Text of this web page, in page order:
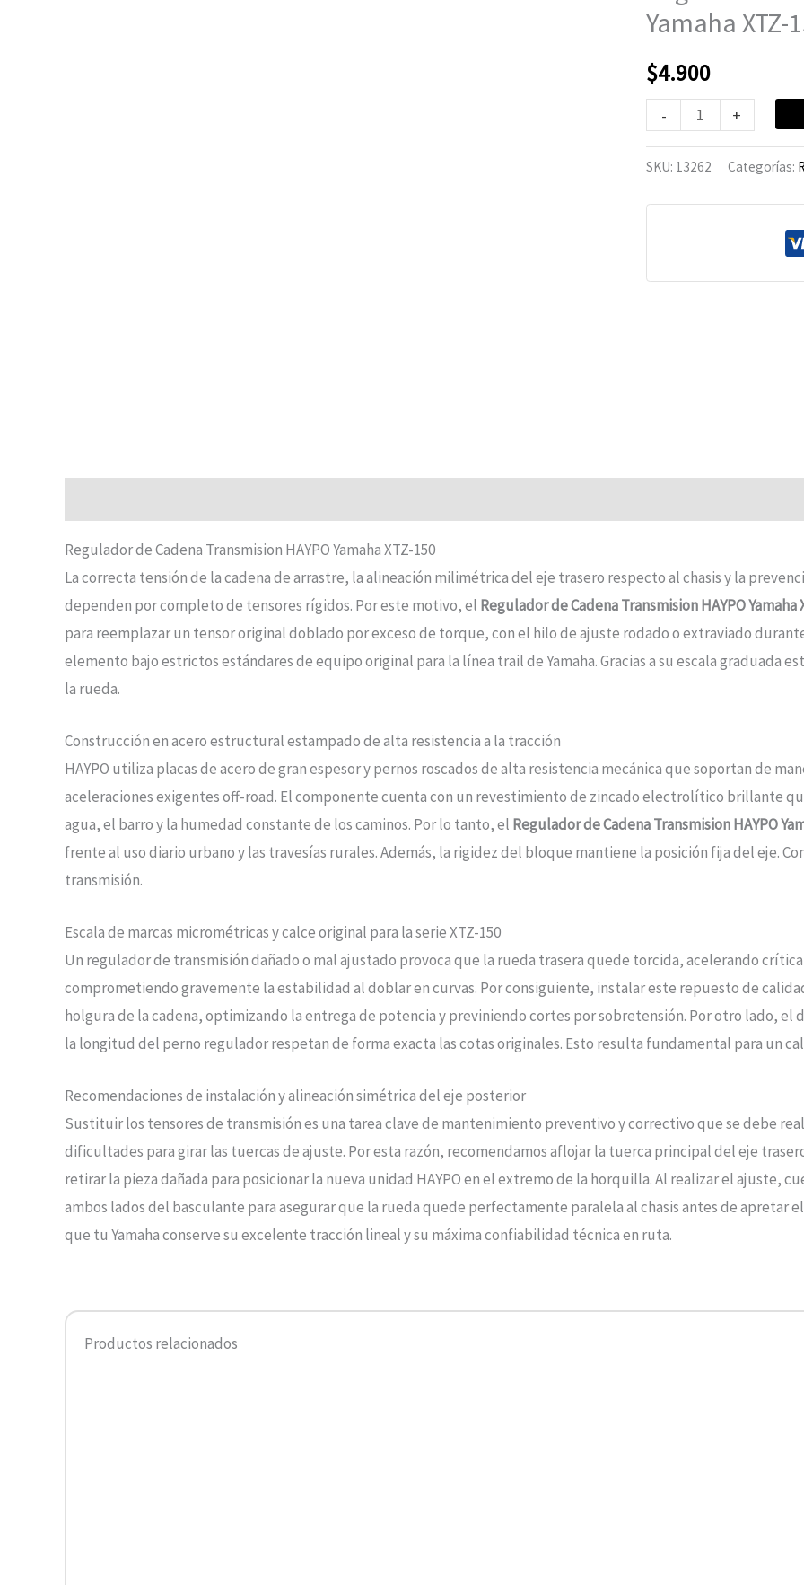
Yamaha XTZ-
$4.900
-
Yamaha
150
cantidad
+
SKU: 13262 Categorías:
Regulador de Cadena Transmision HAYPO Yamaha XTZ-150
La correcta tensión de la cadena de arrastre, la alineación milimétrica del eje trasero respecto al chasis y la
dependen por completo de tensores rígidos. Por este motivo, el Regulador de Cadena Transmision HAYPO Yamaha
para reemplazar un tensor original doblado por exceso de torque, con el hilo de ajuste rodado o extraviado
elemento bajo estrictos estándares de equipo original para la línea trail de Yamaha. Gracias a su escala graduada
la rueda.
Construcción en acero estructural estampado de alta resistencia a la tracción
HAYPO utiliza placas de acero de gran espesor y pernos roscados de alta resistencia mecánica que soportan de
aceleraciones exigentes off-road. El componente cuenta con un revestimiento de zincado electrolítico brillante
agua, el barro y la humedad constante de los caminos. Por lo tanto, el Regulador de Cadena Transmision HAYPO
frente al uso diario urbano y las travesías rurales. Además, la rigidez del bloque mantiene la posición fija del eje.
transmisión.
Escala de marcas micrométricas y calce original para la serie XTZ-150
Un regulador de transmisión dañado o mal ajustado provoca que la rueda trasera quede torcida, acelerando
comprometiendo gravemente la estabilidad al doblar en curvas. Por consiguiente, instalar este repuesto de
holgura de la cadena, optimizando la entrega de potencia y previniendo cortes por sobretensión. Por otro lado,
la longitud del perno regulador respetan de forma exacta las cotas originales. Esto resulta fundamental para un
Recomendaciones de instalación y alineación simétrica del eje posterior
Sustituir los tensores de transmisión es una tarea clave de mantenimiento preventivo y correctivo que se debe
dificultades para girar las tuercas de ajuste. Por esta razón, recomendamos aflojar la tuerca principal del eje
retirar la pieza dañada para posicionar la nueva unidad HAYPO en el extremo de la horquilla. Al realizar el ajuste,
ambos lados del basculante para asegurar que la rueda quede perfectamente paralela al chasis antes de apretar
que tu Yamaha conserve su excelente tracción lineal y su máxima confiabilidad técnica en ruta.
Productos relacionados